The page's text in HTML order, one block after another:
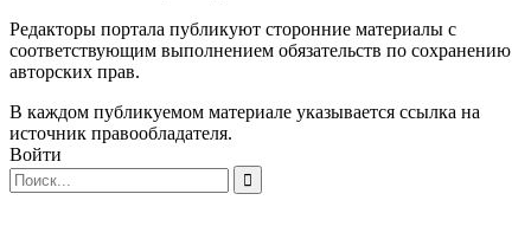
Редакторы портала публикуют сторонние материалы с
соответствующим выполнением обязательств по сохранению
авторских прав.
В каждом публикуемом материале указывается ссылка на
источник правообладателя.
Войти